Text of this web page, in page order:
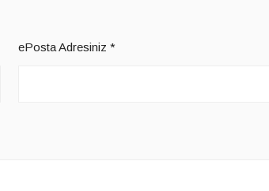
ePosta Adresiniz *